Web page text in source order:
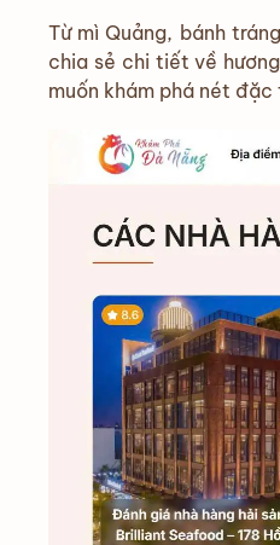
Từ mì Quảng, bánh
chia sẻ chi tiết về
muốn khám phá nét